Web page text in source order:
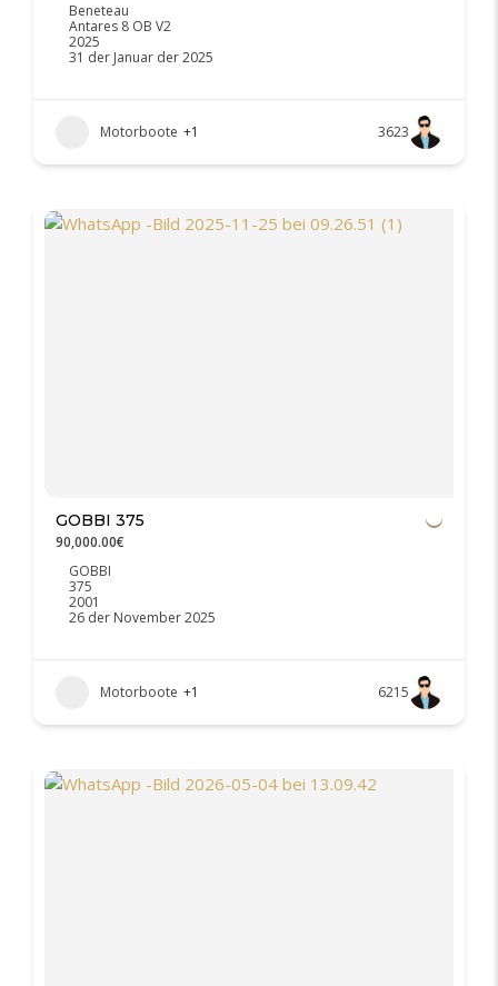
Beneteau
Antares 8 OB V2
2025
31 der Januar der 2025
Motorboote +1 3623
GOBBI 375
90,000.00€
GOBBI
375
2001
26 der November 2025
Motorboote +1 6215